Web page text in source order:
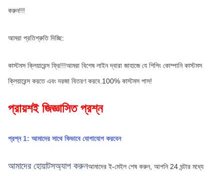
করুন!!!
আমরা প্রতিশ্রুতি দিচ্ছি:
কাস্টমস ক্লিয়ারেন্স ফ্রি!!!আমরা বিশেষ লাইন দ্বারা জাহাজে যে শিপিং কোম্পানি কাস্টমস
ক্লিয়ারেন্স করতে এবং দরজা বিতরণ করবে.100% কাস্টমস পাস!
প্রায়শই জিজ্ঞাসিত প্রশ্ন
প্রশ্ন 1: আমাদের সাথে কিভাবে যোগাযোগ করবেন
আমাদের হোয়াটসঅ্যাপ করুনআমাদের ই-মেইল শেষ করুন, আপনি 24 ঘন্টার মধ্যে